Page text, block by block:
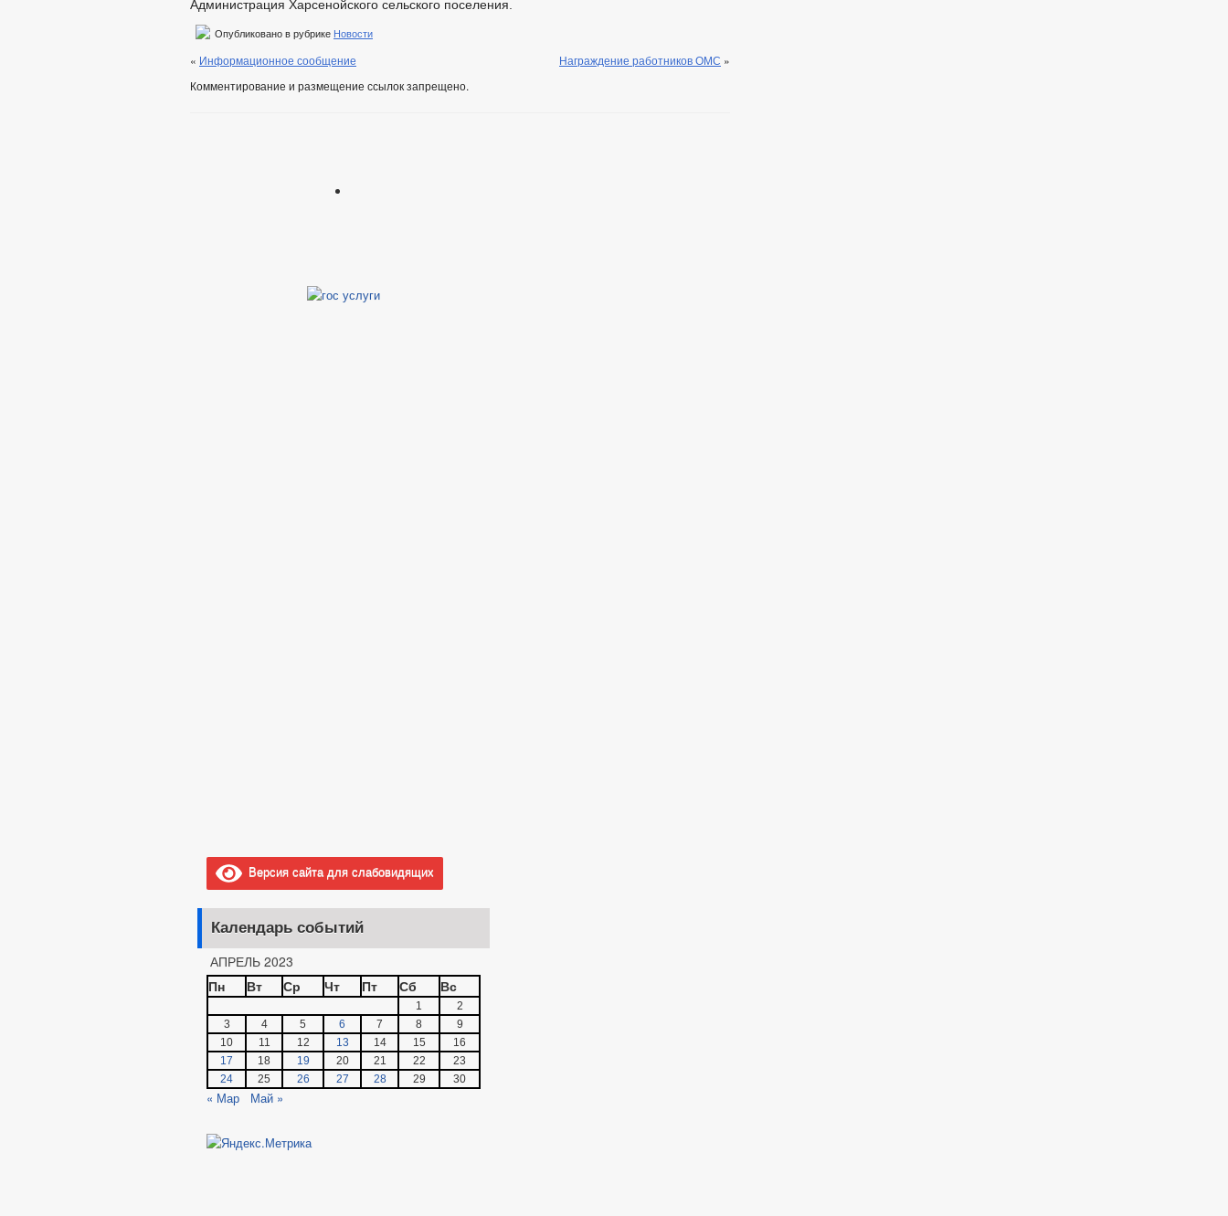
Администрация Харсенойского сельского поселения.
Опубликовано в рубрике Новости
« Информационное сообщение Награждение работников ОМС »
Комментирование и размещение ссылок запрещено.
Версия сайта для слабовидящих
Календарь событий
АПРЕЛЬ 2023
Пн
Вт Ср Чт Пт Сб Вс
1
2
3
4 5 6 7 8
9
10
11 12 13 14 15
16
17
18 19 20 21 22
23
24
25 26 27 28 29 30
« Мар Май »